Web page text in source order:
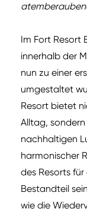
Im Fort Resort
innerhalb der
nun zu einer
umgestaltet
Resort bietet
Alltag,
nachhaltigen
harmonischer
des Resorts
Bestandteil
wie die